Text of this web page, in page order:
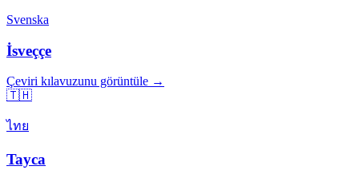
Svenska
İsveççe
Çeviri kılavuzunu görüntüle →
🇹🇭
ไทย
Tayca